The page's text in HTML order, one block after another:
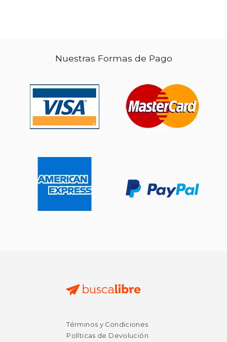
$ 33.79 dcto.
Nuestras Formas de Pago
Términos y Condiciones
Políticas de Devolución